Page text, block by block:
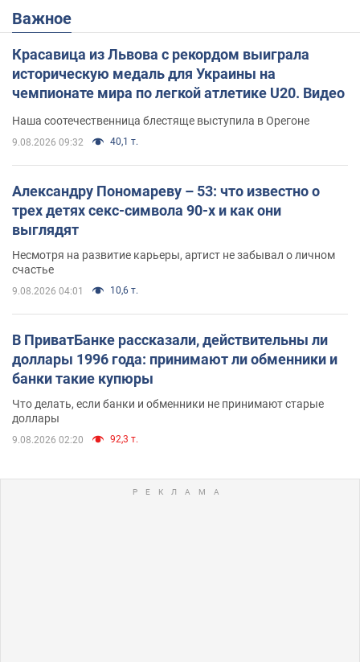
Важное
Красавица из Львова с рекордом выиграла
историческую медаль для Украины на
чемпионате мира по легкой атлетике U20. Видео
Наша соотечественница блестяще выступила в Орегоне
9.08.2026 09:32 40,1 т.
Александру Пономареву – 53: что известно о
трех детях секс-символа 90-х и как они
выглядят
Несмотря на развитие карьеры, артист не забывал о личном
счастье
9.08.2026 04:01 10,6 т.
В ПриватБанке рассказали, действительны ли
доллары 1996 года: принимают ли обменники и
банки такие купюры
Что делать, если банки и обменники не принимают старые
доллары
9.08.2026 02:20 92,3 т.